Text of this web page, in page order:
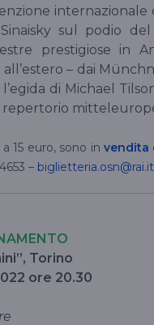
Sinaisky sul podio
prestigiose in
– dai
di Michael
repertorio
15 euro, sono invendita
– biglietteria.osn@rai.it
Torino
ore 20.30